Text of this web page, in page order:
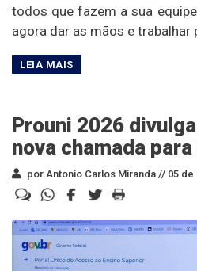
todos que fazem a sua
agora dar as mãos e trabalhar
Prouni 2026
nova chamada
por Antonio Carlos Miranda // 05 de